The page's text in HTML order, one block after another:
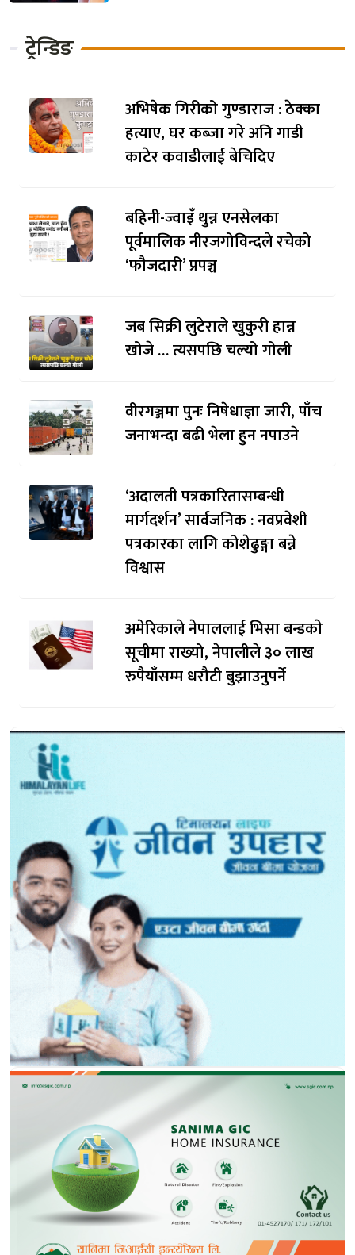
ट्रेन्डिङ
अभिषेक गिरीको गुण्डाराज : ठेक्का
हत्याए, घर कब्जा गरे अनि गाडी
काटेर कवाडीलाई बेचिदिए
बहिनी-ज्वाइँ थुन्न एनसेलका
पूर्वमालिक नीरजगोविन्दले रचेको
‘फौजदारी’ प्रपञ्च
जब सिक्री लुटेराले खुकुरी हान्न
खोजे … त्यसपछि चल्यो गोली
वीरगञ्जमा पुनः निषेधाज्ञा जारी, पाँच
जनाभन्दा बढी भेला हुन नपाउने
‘अदालती पत्रकारितासम्बन्धी
मार्गदर्शन’ सार्वजनिक : नवप्रवेशी
पत्रकारका लागि कोशेढुङ्गा बन्ने
विश्वास
अमेरिकाले नेपाललाई भिसा बन्डकाे
सूचीमा राख्यो, नेपालीले ३० लाख
रुपैयाँसम्म धरौटी बुझाउनुपर्ने